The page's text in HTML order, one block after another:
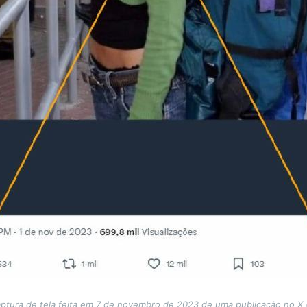
de tela feita em 7 de novembro de 2023 de uma publicação no X